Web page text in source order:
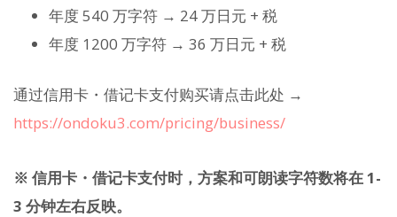
年度 540 万字符 → 24 万日元 + 税
年度 1200 万字符 → 36 万日元 + 税
通过信用卡・借记卡支付购买请点击此处 →
https://ondoku3.com/pricing/business/
※ 信用卡・借记卡支付时，方案和可朗读字符数将在 1-
3 分钟左右反映。